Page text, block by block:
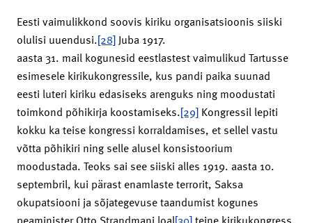
Eesti vaimulikkond soovis kiriku organisatsioonis siiski
olulisi uuendusi.[28] Juba 1917.
aasta 31. mail kogunesid eestlastest vaimulikud Tartusse
esimesele kirikukongressile, kus pandi paika suunad
eesti luteri kiriku edasiseks arenguks ning moodustati
toimkond põhikirja koostamiseks.[29] Kongressil lepiti
kokku ka teise kongressi korraldamises, et sellel vastu
võtta põhikiri ning selle alusel konsistoorium
moodustada. Teoks sai see siiski alles 1919. aasta 10.
septembril, kui pärast enamlaste terrorit, Saksa
okupatsiooni ja sõjategevuse taandumist kogunes